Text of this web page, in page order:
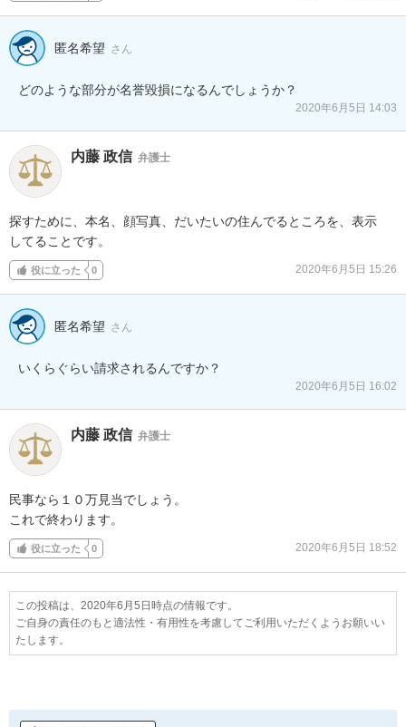
匿名希望 さん
2020年6月5日 14:03
内藤 政信 弁護士
探すために、本名、顔写真、だいたいの住んでるところを、表示
してることです。
役に立った 0 2020年6月5日 15:26
匿名希望 さん
いくらぐらい請求されるんですか？
2020年6月5日 16:02
内藤 政信 弁護士
民事なら１０万見当でしょう。
これで終わります。
役に立った 0 2020年6月5日 18:52
この投稿は、2020年6月5日時点の情報です。
ご自身の責任のもと適法性・有用性を考慮してご利用いただくようお願いい
たします。